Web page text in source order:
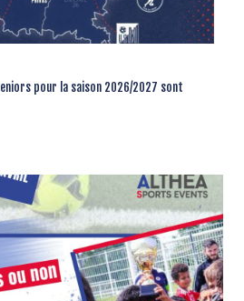
pour la saison 2026/2027 sont